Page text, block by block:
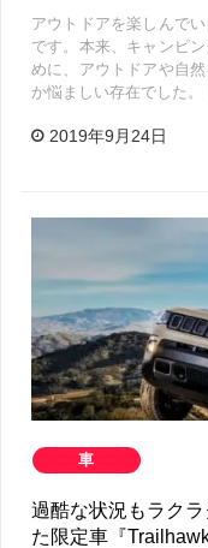
アウトドアを楽しんで
です。本来、キャンピ
めに、アウトドアや自
か悩ましい存在でした
2019年9月24日
車
過酷な状況もラク
た限定車『